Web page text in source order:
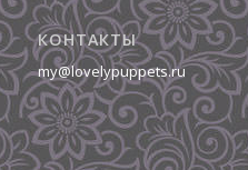
КОНТАКТЫ
my@lovelypuppets.ru